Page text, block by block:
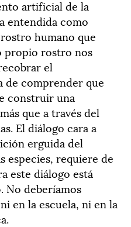
artificial de la
entendida como
humano que
propio rostro nos
el
de comprender que
construir una
que a través del
El diálogo cara a
erguida del
especies, requiere de
este diálogo está
No deberíamos
en la escuela, ni en la